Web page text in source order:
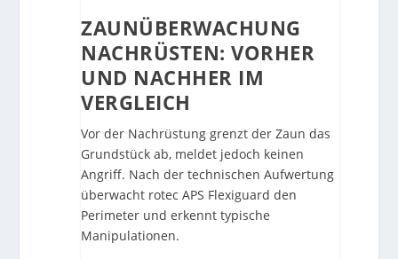
ZAUNÜBERWACHUNG
NACHRÜSTEN: VORHER
UND NACHHER IM
VERGLEICH
Vor der Nachrüstung grenzt der Zaun das
Grundstück ab, meldet jedoch keinen
Angriff. Nach der technischen Aufwertung
überwacht rotec APS Flexiguard den
Perimeter und erkennt typische
Manipulationen.